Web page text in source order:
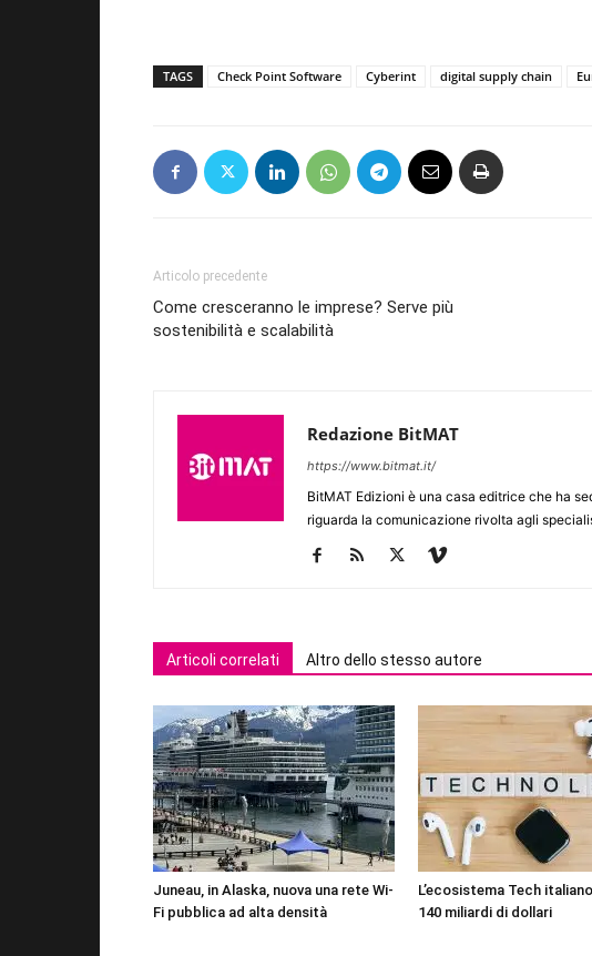
TAGS Check Point Software Cyberint digital supply chain
Articolo precedente
Come cresceranno le imprese? Serve più
sostenibilità e scalabilità
Redazione BitMAT
https://www.bitmat.it/
BitMAT Edizioni è una casa editrice che ha
riguarda la comunicazione rivolta agli
Articoli correlati Altro dello stesso autore
Juneau, in Alaska, nuova una rete Wi-
Fi pubblica ad alta densità
L’ecosistema Tech
140 miliardi di dollari